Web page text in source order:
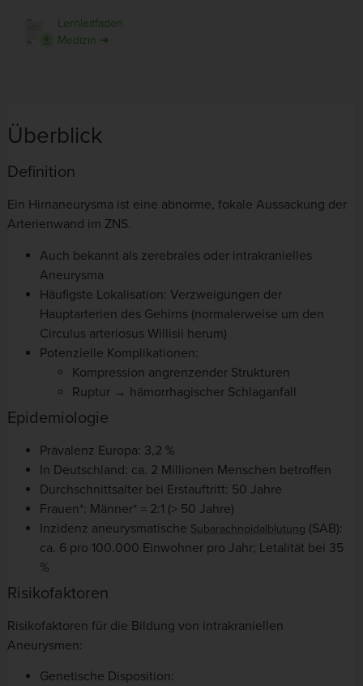
Lernleitfaden
Medizin ➜
Überblick
Definition
Ein Hirnaneurysma ist eine abnorme, fokale Aussackung der
Arterienwand im ZNS.
Auch bekannt als zerebrales oder intrakranielles
Aneurysma
Häufigste Lokalisation: Verzweigungen der
Hauptarterien des Gehirns (normalerweise um den
Circulus arteriosus Willisii herum)
Potenzielle Komplikationen:
Kompression angrenzender Strukturen
Ruptur → hämorrhagischer Schlaganfall
Epidemiologie
Prävalenz Europa: 3,2 %
In Deutschland: ca. 2 Millionen Menschen betroffen
Durchschnittsalter bei Erstauftritt: 50 Jahre
Frauen*: Männer* = 2:1 (> 50 Jahre)
Inzidenz aneurysmatische Subarachnoidalblutung (SAB):
ca. 6 pro 100.000 Einwohner pro Jahr; Letalität bei 35
%
Risikofaktoren
Risikofaktoren für die Bildung von intrakraniellen
Aneurysmen:
Genetische Disposition: